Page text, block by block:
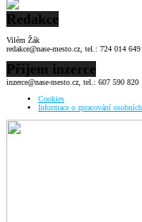
Redakce
Vilém Žák
redakce@nase-mesto.cz, tel.: 724 014 649
Příjem inzerce
inzerce@nase-mesto.cz, tel.: 607 590 820
Cookies
Informace o zpracování